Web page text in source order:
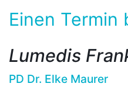
Einen Termin
Lumedis
PD Dr. Elke Maurer